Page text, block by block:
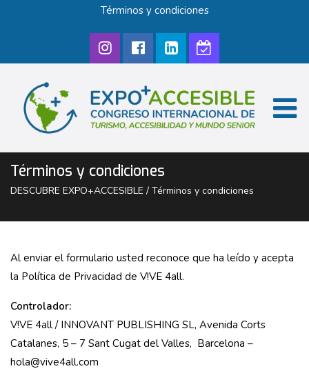
Términos y condiciones
Términos y condiciones
DESCUBRE EXPO+ACCESIBLE / Términos y condiciones
Al enviar el formulario usted reconoce que ha leído y acepta
la Política de Privacidad de V!VE 4all.
Controlador:
V!VE 4all / INNOVANT PUBLISHING SL, Avenida Corts
Catalanes, 5 – 7 Sant Cugat del Valles, Barcelona –
hola@vive4all.com